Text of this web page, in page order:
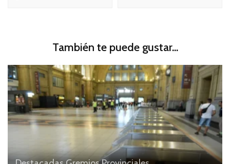
También te puede gustar...